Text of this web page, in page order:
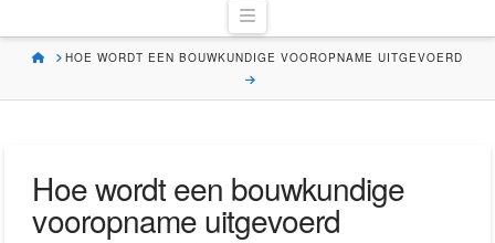
Navigation
HOMEHOE WORDT EEN BOUWKUNDIGE VOOROPNAME UITGEVOERD
Hoe wordt een bouwkundige
vooropname uitgevoerd